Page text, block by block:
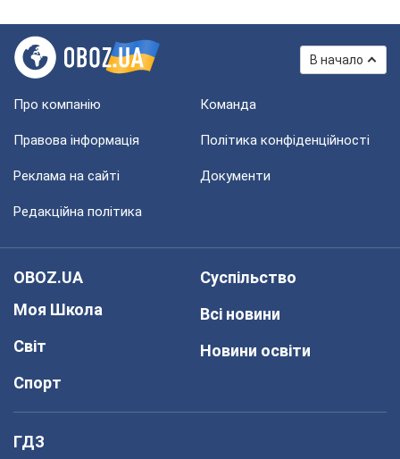
В начало
Про компанію Команда
Правова інформація Політика конфіденційності
Реклама на сайті Документи
Редакційна політика
OBOZ.UA
Моя Школа
Світ
Спорт
Суспільство
Всі новини
Новини освіти
ГДЗ